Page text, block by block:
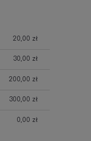
20,00 zł
30,00 zł
200,00 zł
300,00 zł
0,00 zł